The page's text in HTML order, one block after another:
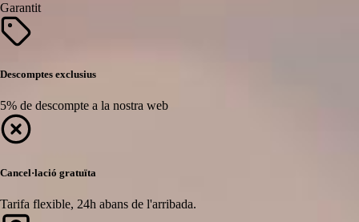
Garantit
Descomptes exclusius
5% de descompte a la nostra web
Cancel·lació gratuïta
Tarifa flexible, 24h abans de l'arribada.